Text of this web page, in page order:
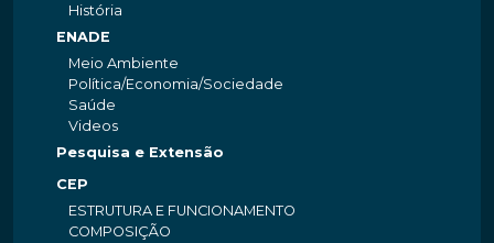
História
ENADE
Meio Ambiente
Política/Economia/Sociedade
Saúde
Videos
Pesquisa e Extensão
CEP
ESTRUTURA E FUNCIONAMENTO
COMPOSIÇÃO